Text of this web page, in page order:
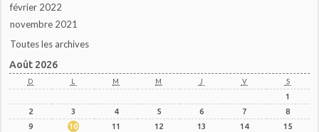
février 2022
novembre 2021
Toutes les archives
Août 2026
D L M M J V S
1
2
3 4 5 6 7
8
9
10 11 12 13 14
15